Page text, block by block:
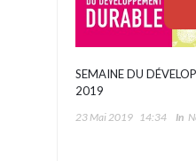
SEMAINE DU
2019
23 Mai 2019 14:34 In